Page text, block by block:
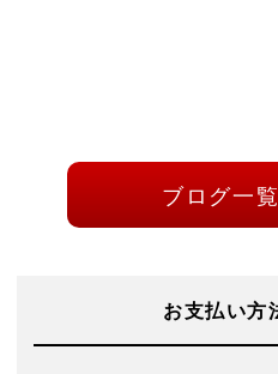
ブログ一
お支払い方